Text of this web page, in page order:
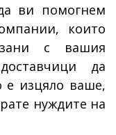
ви помогнем
които
с вашия
да
е изцяло ваше,
нуждите на